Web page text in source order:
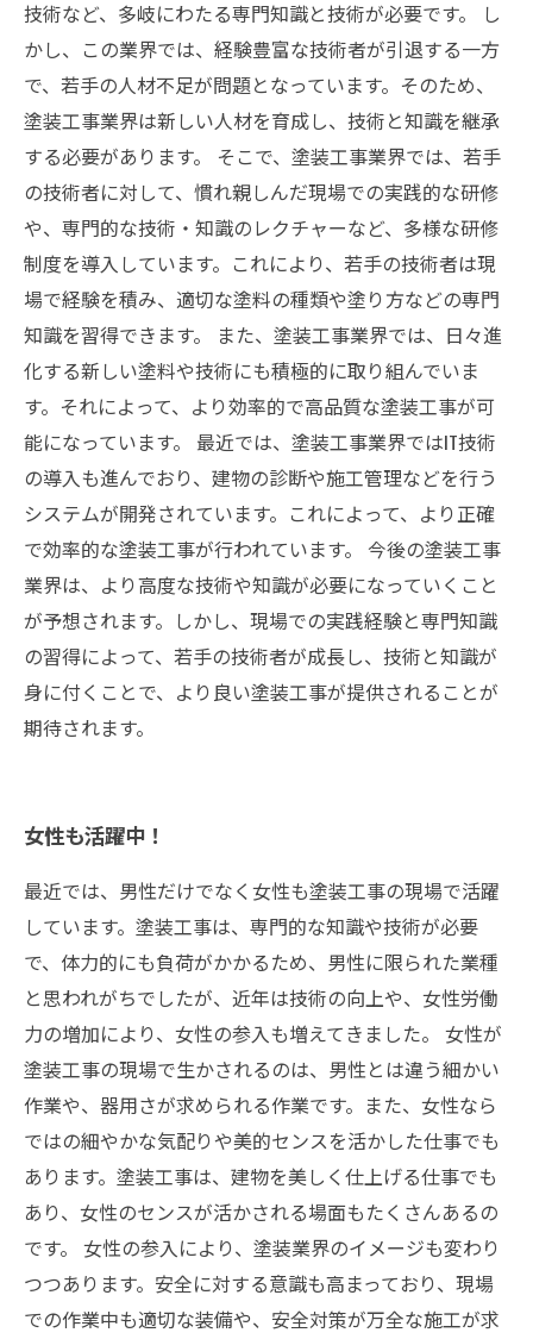
技術など、多岐にわたる専門知識と技術が必要です。 し
かし、この業界では、経験豊富な技術者が引退する一方
で、若手の人材不足が問題となっています。そのため、
塗装工事業界は新しい人材を育成し、技術と知識を継承
する必要があります。 そこで、塗装工事業界では、若手
の技術者に対して、慣れ親しんだ現場での実践的な研修
や、専門的な技術・知識のレクチャーなど、多様な研修
制度を導入しています。これにより、若手の技術者は現
場で経験を積み、適切な塗料の種類や塗り方などの専門
知識を習得できます。 また、塗装工事業界では、日々進
化する新しい塗料や技術にも積極的に取り組んでいま
す。それによって、より効率的で高品質な塗装工事が可
能になっています。 最近では、塗装工事業界ではIT技術
の導入も進んでおり、建物の診断や施工管理などを行う
システムが開発されています。これによって、より正確
で効率的な塗装工事が行われています。 今後の塗装工事
業界は、より高度な技術や知識が必要になっていくこと
が予想されます。しかし、現場での実践経験と専門知識
の習得によって、若手の技術者が成長し、技術と知識が
身に付くことで、より良い塗装工事が提供されることが
期待されます。
女性も活躍中！
最近では、男性だけでなく女性も塗装工事の現場で活躍
しています。塗装工事は、専門的な知識や技術が必要
で、体力的にも負荷がかかるため、男性に限られた業種
と思われがちでしたが、近年は技術の向上や、女性労働
力の増加により、女性の参入も増えてきました。 女性が
塗装工事の現場で生かされるのは、男性とは違う細かい
作業や、器用さが求められる作業です。また、女性なら
ではの細やかな気配りや美的センスを活かした仕事でも
あります。塗装工事は、建物を美しく仕上げる仕事でも
あり、女性のセンスが活かされる場面もたくさんあるの
です。 女性の参入により、塗装業界のイメージも変わり
つつあります。安全に対する意識も高まっており、現場
での作業中も適切な装備や、安全対策が万全な施工が求